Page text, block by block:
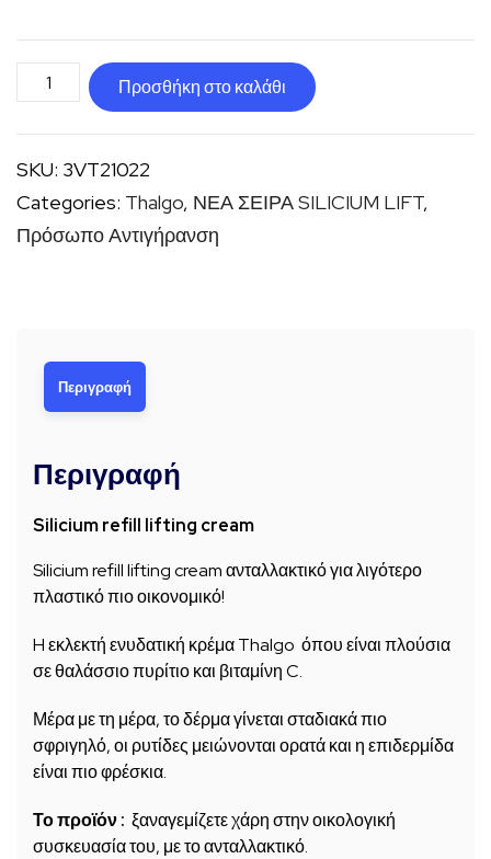
Silicium
refill
lifting
cream
ποσότητα
Προσθήκη στο καλάθι
SKU: 3VT21022
Categories: Thalgo, ΝΕΑ ΣΕΙΡΑ SILICIUM LIFT,
Πρόσωπο Αντιγήρανση
Περιγραφή
Περιγραφή
Silicium refill lifting cream
Silicium refill lifting cream ανταλλακτικό για λιγότερο
πλαστικό πιο οικονομικό!
H εκλεκτή ενυδατική κρέμα Thalgo όπου είναι πλούσια
σε θαλάσσιο πυρίτιο και βιταμίνη C.
Μέρα με τη μέρα, το δέρμα γίνεται σταδιακά πιο
σφριγηλό, οι ρυτίδες μειώνονται ορατά και η επιδερμίδα
είναι πιο φρέσκια.
Το προϊόν : ξαναγεμίζετε χάρη στην οικολογική
συσκευασία του, με το ανταλλακτικό.